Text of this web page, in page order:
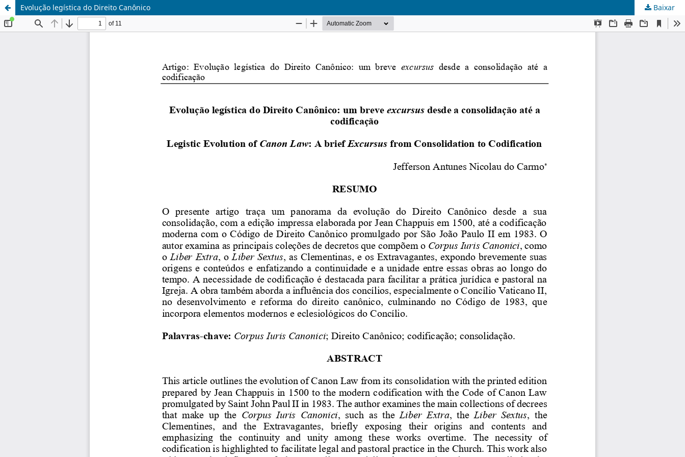
Evolução legística do Direito Canônico Baixar